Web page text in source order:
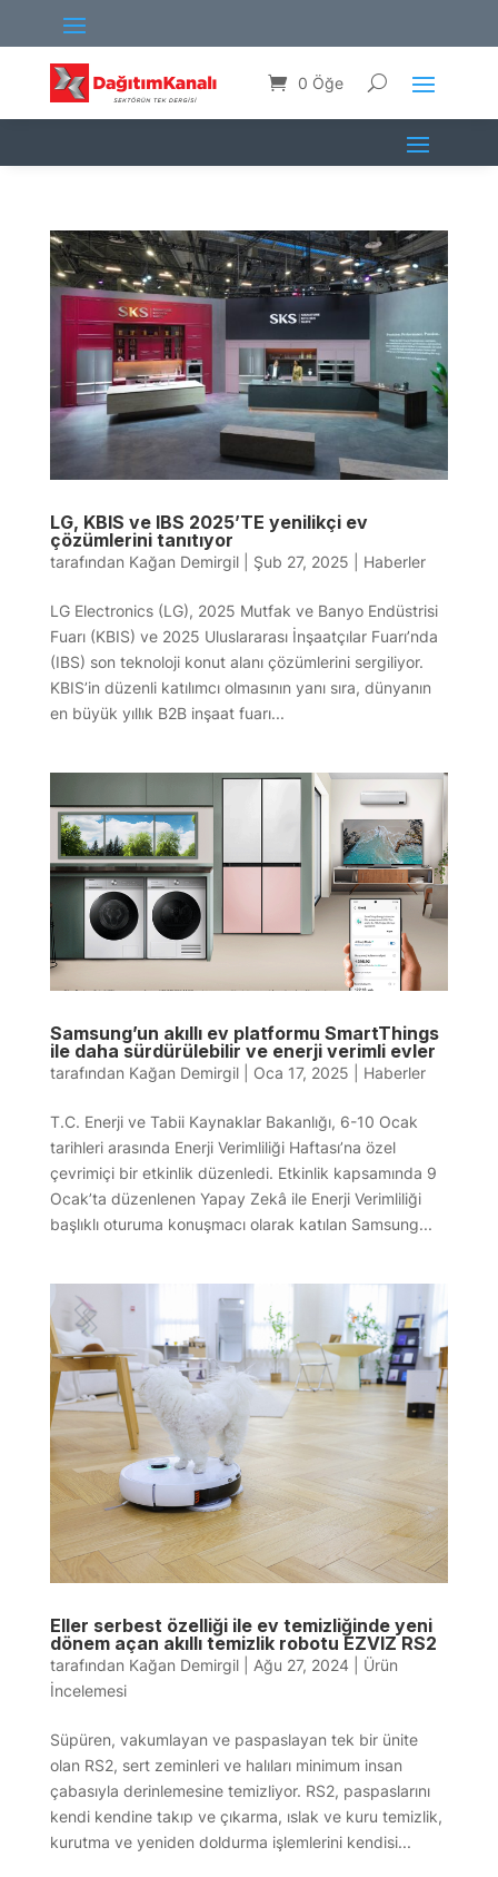
0 Öğe
LG, KBIS ve IBS 2025’TE yenilikçi ev
çözümlerini tanıtıyor
tarafından Kağan Demirgil| Şub 27, 2025 Haberler
LG Electronics (LG), 2025 Mutfak ve Banyo Endüstrisi
Fuarı (KBIS) ve 2025 Uluslararası İnşaatçılar Fuarı’nda
(IBS) son teknoloji konut alanı çözümlerini sergiliyor.
KBIS’in düzenli katılımcı olmasının yanı sıra, dünyanın
en büyük yıllık B2B inşaat fuarı...
Samsung’un akıllı ev platformu SmartThings
ile daha sürdürülebilir ve enerji verimli evler
tarafından Kağan Demirgil| Oca 17, 2025 Haberler
T.C. Enerji ve Tabii Kaynaklar Bakanlığı, 6-10 Ocak
tarihleri arasında Enerji Verimliliği Haftası’na özel
çevrimiçi bir etkinlik düzenledi. Etkinlik kapsamında 9
Ocak’ta düzenlenen Yapay Zekâ ile Enerji Verimliliği
başlıklı oturuma konuşmacı olarak katılan Samsung...
Eller serbest özelliği ile ev temizliğinde yeni
dönem açan akıllı temizlik robotu EZVIZ RS2
tarafından Kağan Demirgil| Ağu 27, 2024| Ürün
İncelemesi
Süpüren, vakumlayan ve paspaslayan tek bir ünite
olan RS2, sert zeminleri ve halıları minimum insan
çabasıyla derinlemesine temizliyor. RS2, paspaslarını
kendi kendine takıp ve çıkarma, ıslak ve kuru temizlik,
kurutma ve yeniden doldurma işlemlerini kendisi...